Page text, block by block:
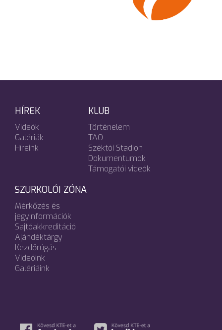
HÍREK
Videók
Galériák
Híreink
KLUB
Történelem
TAO
Széktói Stadion
Dokumentumok
Támogatói videók
SZURKOLÓI ZÓNA
Mérkőzés és
jegyinformációk
Sajtóakkreditáció
Ajándéktárgy
Kezdőrúgás
Videóink
Galériáink